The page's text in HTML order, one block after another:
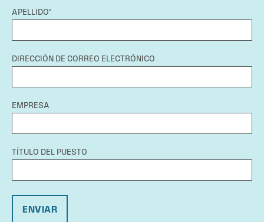
APELLIDO*
DIRECCIÓN DE CORREO ELECTRÓNICO
EMPRESA
TÍTULO DEL PUESTO
ENVIAR